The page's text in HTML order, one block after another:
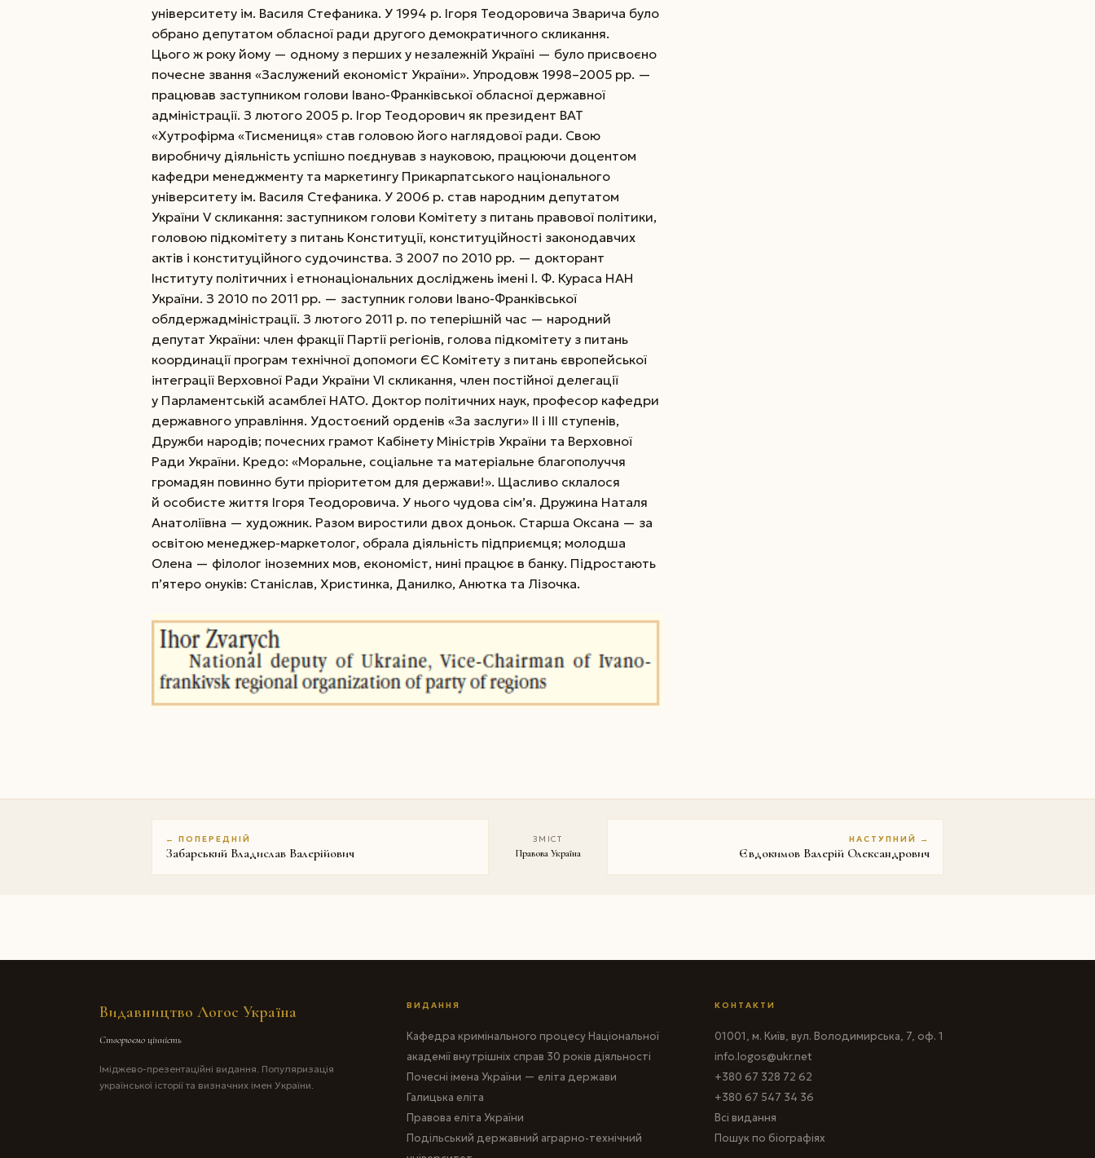
університету ім. Василя Стефаника. У 1994 р. Ігоря Теодоровича Зварича було
обрано депутатом обласної ради другого демократичного скликання.
Цього ж року йому — одному з перших у незалежній Україні — було присвоєно
почесне звання «Заслужений економіст України». Упродовж 1998–2005 рр. —
працював заступником голови Івано-Франківської обласної державної
адміністрації. З лютого 2005 р. Ігор Теодорович як президент ВАТ
«Хутрофірма «Тисмениця» став головою його наглядової ради. Свою
виробничу діяльність успішно поєднував з науковою, працюючи доцентом
кафедри менеджменту та маркетингу Прикарпатського національного
університету ім. Василя Стефаника. У 2006 р. став народним депутатом
України V скликання: заступником голови Комітету з питань правової політики,
головою підкомітету з питань Конституції, конституційності законодавчих
актів і конституційного судочинства. З 2007 по 2010 рр. — докторант
Інституту політичних і етнонаціональних досліджень імені І. Ф. Кураса НАН
України. З 2010 по 2011 рр. — заступник голови Івано-Франківської
облдержадміністрації. З лютого 2011 р. по теперішній час — народний
депутат Украї­ни: член фракції Партії регіонів, голова підкомітету з питань
координації програм технічної допомоги ЄС Комітету з питань європейської
інтеграції Верховної Ради України VI скликання, член постійної делегації
у Парламентській асамблеї НАТО. Доктор політичних наук, професор кафедри
державного управління. Удостоєний орденів «За заслуги» ІІ і III ступенів,
Дружби народів; почесних грамот Кабінету Міністрів України та Верховної
Ради України. Кредо: «Моральне, соціальне та матеріальне благополуччя
громадян повинно бути пріоритетом для держави!». Щасливо склалося
й особисте життя Ігоря Теодоровича. У нього чудова сім’я. Дружина Наталя
Анатоліївна — художник. Разом виростили двох доньок. Старша Оксана — за
освітою менеджер-маркетолог, обрала діяльність підприємця; молодша
Олена — філолог іноземних мов, економіст, нині працює в банку. Підростають
п’ятеро онуків: Станіслав, Христинка, Данилко, Анютка та Лізочка.
← ПОПЕРЕДНІЙ
Забарський Владислав Валерійович
ЗМІСТ
Правова Україна
НАСТУПНИЙ →
Євдокимов Валерій Олександрович
Видавництво Логос Україна
Створюємо цінність
Іміджево-презентаційні видання. Популяризація
української історії та визначних імен України.
ВИДАННЯ
Кафедра кримінального процесу Національної
академії внутрішніх справ 30 років діяльності
Почесні імена України — еліта держави
Галицька еліта
Правова еліта України
Подільський державний аграрно-технічний
КОНТАКТИ
01001, м. Київ, вул. Володимирська, 7, оф. 1
info.logos@ukr.net
+380 67 328 72 62
+380 67 547 34 36
Всі видання
Пошук по біографіях